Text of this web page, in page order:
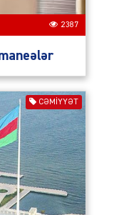
2387
CƏMIYYƏT